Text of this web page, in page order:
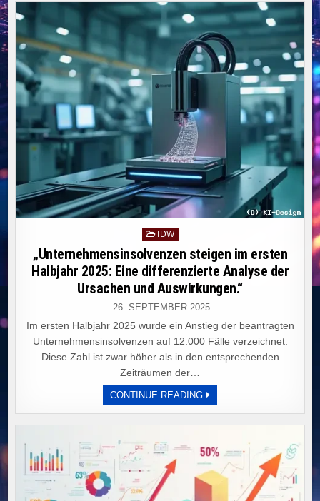
KRÄFTE
FÜR
EINE
GERECHTE
TRANSFORMATION
DER
ARBEITSWELT.“
Posted
in
IDW
„Unternehmensinsolvenzen steigen im ersten
Halbjahr 2025: Eine differenzierte Analyse der
Ursachen und Auswirkungen.“
26. SEPTEMBER 2025
Im ersten Halbjahr 2025 wurde ein Anstieg der beantragten
Unternehmensinsolvenzen auf 12.000 Fälle verzeichnet.
Diese Zahl ist zwar höher als in den entsprechenden
Zeiträumen der…
CONTINUE READING
STEIGEN
IM
EINE
DIFFERENZIERTE
ANALYSE
DER
URSACHEN